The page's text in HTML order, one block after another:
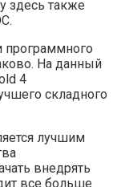
здесь также
программного
На данный
4
складного
лучшим
внедрять
все больше